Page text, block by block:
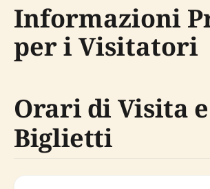
Informazioni
per i Visitatori
Orari di Visita e
Biglietti